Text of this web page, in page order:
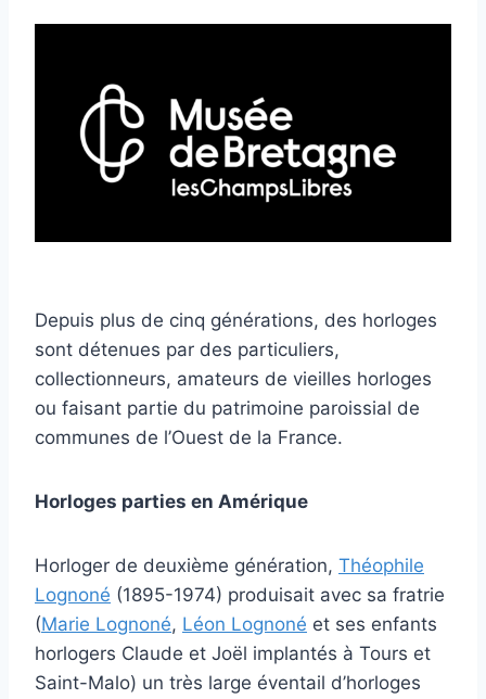
Depuis plus de cinq générations, des horloges
sont détenues par des particuliers,
collectionneurs, amateurs de vieilles horloges
ou faisant partie du patrimoine paroissial de
communes de l’Ouest de la France.
Horloges parties en Amérique
Horloger de deuxième génération, Théophile
Lognoné (1895-1974) produisait avec sa fratrie
(Marie Lognoné, Léon Lognoné et ses enfants
horlogers Claude et Joël implantés à Tours et
Saint-Malo) un très large éventail d’horloges